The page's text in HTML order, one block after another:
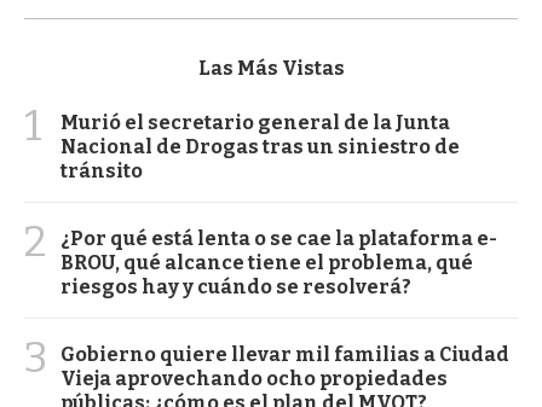
Las Más Vistas
1
Murió el secretario general de la Junta
Nacional de Drogas tras un siniestro de
tránsito
2
¿Por qué está lenta o se cae la plataforma e-
BROU, qué alcance tiene el problema, qué
riesgos hay y cuándo se resolverá?
3
Gobierno quiere llevar mil familias a Ciudad
Vieja aprovechando ocho propiedades